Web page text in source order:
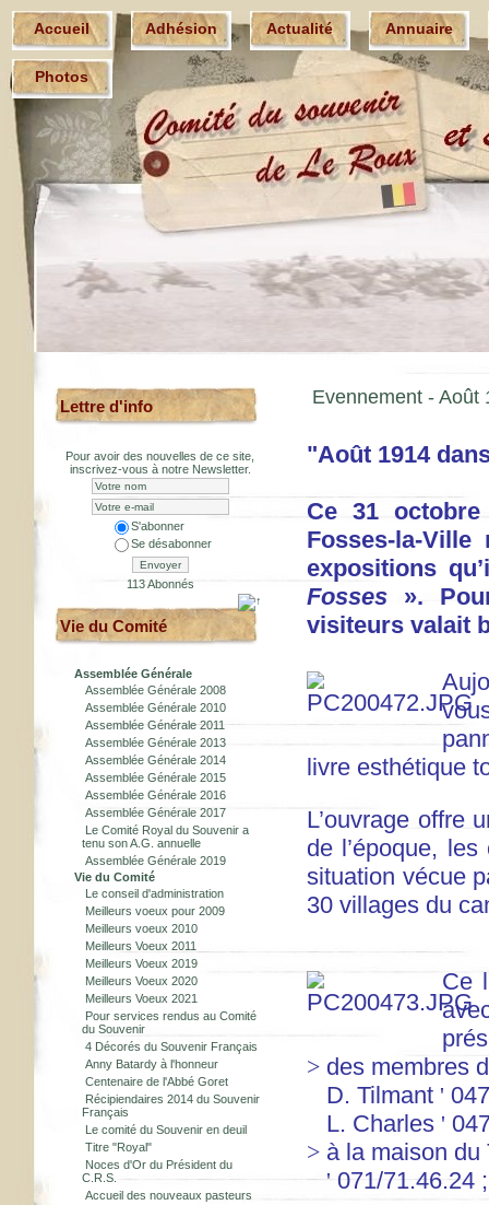
Accueil Adhésion Actualité Annuaire
Photos
Lettre d'info
Pour avoir des nouvelles de ce site,
inscrivez-vous à notre Newsletter.
S'abonner
Se désabonner
Envoyer
113 Abonnés
Vie du Comité
Assemblée Générale
Assemblée Générale 2008
Assemblée Générale 2010
Assemblée Générale 2011
Assemblée Générale 2013
Assemblée Générale 2014
Assemblée Générale 2015
Assemblée Générale 2016
Assemblée Générale 2017
Le Comité Royal du Souvenir a
tenu son A.G. annuelle
Assemblée Générale 2019
Vie du Comité
Le conseil d'administration
Meilleurs voeux pour 2009
Meilleurs voeux 2010
Meilleurs Voeux 2011
Meilleurs Voeux 2019
Meilleurs Voeux 2020
Meilleurs Voeux 2021
Pour services rendus au Comité
du Souvenir
4 Décorés du Souvenir Français
Anny Batardy à l'honneur
Centenaire de l'Abbé Goret
Récipiendaires 2014 du Souvenir
Français
Le comité du Souvenir en deuil
Titre "Royal"
Noces d'Or du Président du
C.R.S.
Accueil des nouveaux pasteurs
Evennement - Août
"Août 1914
Ce 31
Fosses-la-
expositions
Fosses ».
visiteurs valait
livre esthétique
L’ouvrage offre
de l’époque,
situation vécue
30 villages du
Ce
> des membres
D. Tilmant '
L. Charles '
> à la maison du
' 071/71.46.24 ;